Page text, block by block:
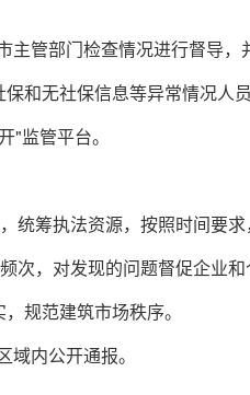
管部门检查情况进行督导，
和无社保信息等异常情况人
"监管平台。
筹执法资源，按照时间要求
次，对发现的问题督促企业
规范建筑市场秩序。
内公开通报。